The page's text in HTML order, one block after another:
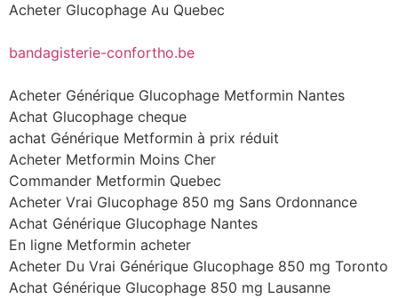
Acheter Glucophage Au Quebec
bandagisterie-confortho.be
Acheter Générique Glucophage Metformin Nantes
Achat Glucophage cheque
achat Générique Metformin à prix réduit
Acheter Metformin Moins Cher
Commander Metformin Quebec
Acheter Vrai Glucophage 850 mg Sans Ordonnance
Achat Générique Glucophage Nantes
En ligne Metformin acheter
Acheter Du Vrai Générique Glucophage 850 mg Toronto
Achat Générique Glucophage 850 mg Lausanne